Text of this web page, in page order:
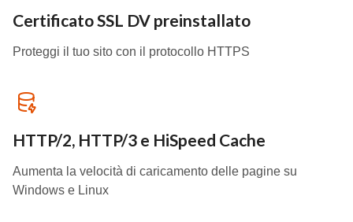
Certificato SSL DV preinstallato
Proteggi il tuo sito con il protocollo HTTPS
HTTP/2, HTTP/3 e HiSpeed Cache
Aumenta la velocità di caricamento delle pagine su
Windows e Linux